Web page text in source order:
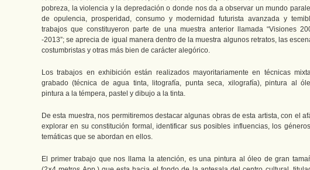
pobreza, la violencia y la depredación o donde nos da a observar un mundo
de opulencia, prosperidad, consumo y modernidad futurista avanzada y
trabajos que constituyeron parte de una muestra anterior llamada “Visiones
-2013”; se aprecia de igual manera dentro de la muestra algunos retratos, las
costumbristas y otras más bien de carácter alegórico.
Los trabajos en exhibición están realizados mayoritariamente en técnicas
grabado (técnica de agua tinta, litografía, punta seca, xilografía), pintura al
pintura a la témpera, pastel y dibujo a la tinta.
De esta muestra, nos permitiremos destacar algunas obras de esta artista, con el
explorar en su constitución formal, identificar sus posibles influencias, los
temáticas que se abordan en ellos.
El primer trabajo que nos llama la atención, es una pintura al óleo de gran